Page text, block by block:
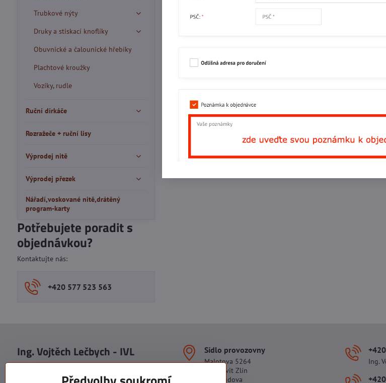
Trubkové nýty
Druky a stiskací knoflíky
Obuvnické a čalounické hřebíky
Plachtové kroužky
Vozíky, rudle
Ruční dírkáče
Rozražeče + ruční lisy
Výprodej nitě
Výprodej přezek
Nářadí,voskované nitě,drátěný
program-karty
Potřebujete poradit s
objednávkou?
Kontaktujte nás:
+420 577 523 563
Ing. Vojtěch Lečbych - IVL
DIČ: CZ5602130809
Sídlo provozovny
Malotova 5264
Areál Svit Zlín
113. budova
Ing.